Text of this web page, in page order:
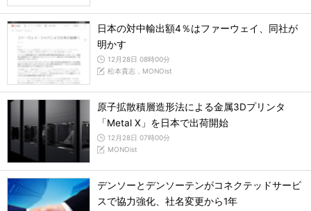
日本の対中輸出額4％はファーウェイ、同社が
明かす
12月28日 08時00分
松本貴志，MONOist
原子拡散積層造形法による金属3Dプリンタ
「Metal X」を日本で出荷開始
12月28日 07時00分
MONOist
デンソーとデンソーテンがコネクテッドサービ
スで協力強化、社名変更から1年